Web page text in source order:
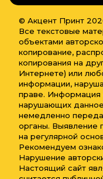
© Акцент Принт
Все текстовые
объектами
копирование,
копирования на
Интернете) или
информации,
праве. Информация
нарушающих
немедленно
органы. Выявление
на регулярной
Рекомендуем
Нарушение
Настоящий сайт